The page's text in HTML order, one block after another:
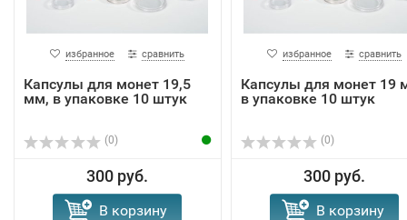
избранное сравнить
Капсулы для монет 19,5
мм, в упаковке 10 штук
(0)
300 руб.
В корзину
избранное сравнить
Капсулы для монет 19
в упаковке 10 штук
(0)
300 руб.
В корзину